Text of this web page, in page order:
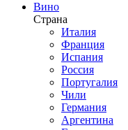
Вино
Страна
Италия
Франция
Испания
Россия
Португалия
Чили
Германия
Аргентина